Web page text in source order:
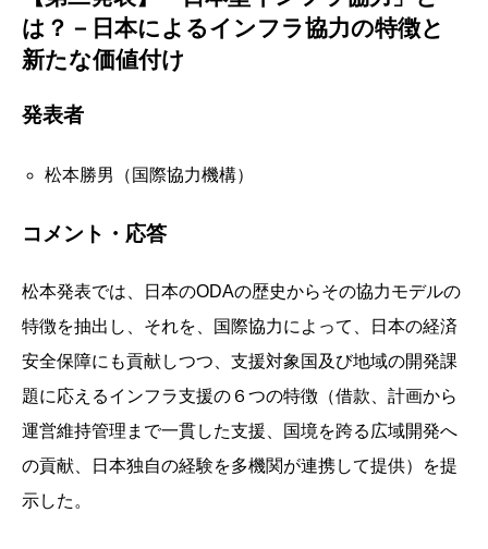
は？－日本によるインフラ協力の特徴と
新たな価値付け
発表者
松本勝男（国際協力機構）
コメント・応答
松本発表では、日本のODAの歴史からその協力モデルの
特徴を抽出し、それを、国際協力によって、日本の経済
安全保障にも貢献しつつ、支援対象国及び地域の開発課
題に応えるインフラ支援の６つの特徴（借款、計画から
運営維持管理まで一貫した支援、国境を跨る広域開発へ
の貢献、日本独自の経験を多機関が連携して提供）を提
示した。